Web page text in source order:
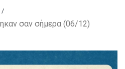
σαν σήμερα (06/12)